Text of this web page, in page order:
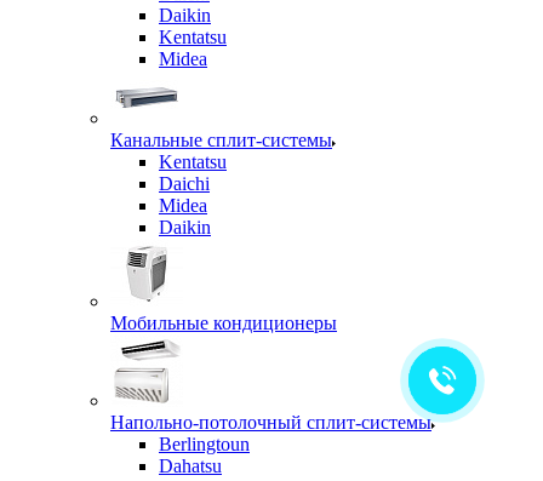
Daikin
Kentatsu
Midea
Канальные сплит-системы
Kentatsu
Daichi
Midea
Daikin
Мобильные кондиционеры
Напольно-потолочный сплит-системы
Berlingtoun
Dahatsu